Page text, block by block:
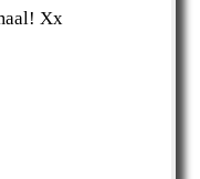
Xx